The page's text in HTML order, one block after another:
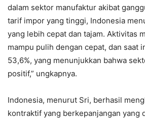
dalam sektor manufaktur akibat
tarif impor yang tinggi, Indonesia
yang lebih cepat dan tajam. Aktivitas
mampu pulih dengan cepat, dan saat
53,6%, yang menunjukkan bahwa
positif,” ungkapnya.
Indonesia, menurut Sri, berhasil
kontraktif yang berkepanjangan yang